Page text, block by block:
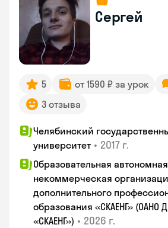
Сергей
5 от 1590 ₽ за урок
3 отзыва
Челябинский
университет • 2017 г.
Образовательная автономная
некоммерческая
дополнительного
образования «СКАЕНГ» (ОАНО
«СКАЕНГ») • 2026 г.